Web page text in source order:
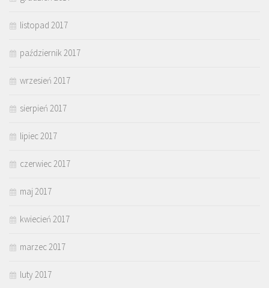
listopad 2017
październik 2017
wrzesień 2017
sierpień 2017
lipiec 2017
czerwiec 2017
maj 2017
kwiecień 2017
marzec 2017
luty 2017